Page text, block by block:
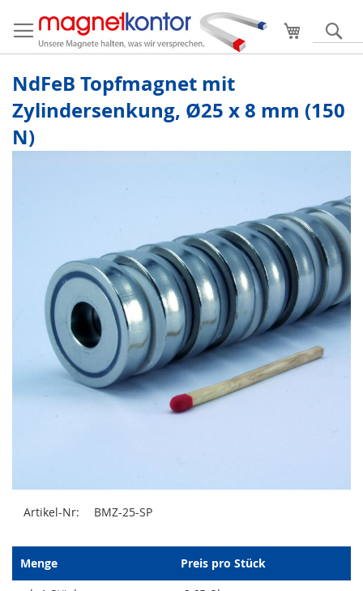
Mein
NdFeB Topfmagnet mit
Zylindersenkung, Ø25 x 8 mm (150
N)
Anfang
Bildergalerie
springen
Artikel-Nr: BMZ-25-SP
Menge
Preis pro Stück